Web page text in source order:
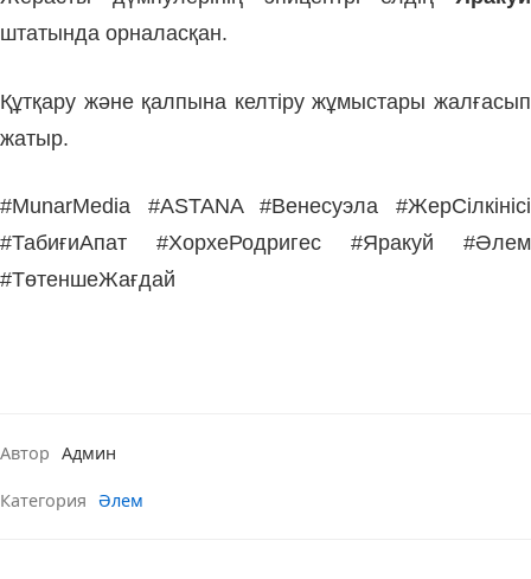
штатында орналасқан.
Құтқару және қалпына келтіру жұмыстары жалғасып
жатыр.
#MunarMedia #ASTANA #Венесуэла #ЖерСілкінісі
#ТабиғиАпат #ХорхеРодригес #Яракуй #Әлем
#ТөтеншеЖағдай
Автор Админ
Категория Әлем